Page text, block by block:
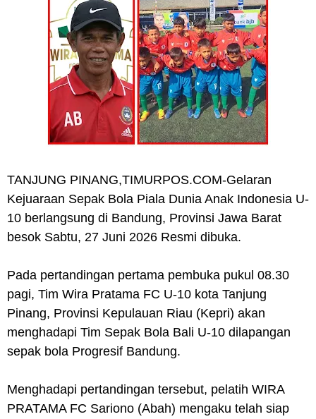
TANJUNG PINANG,TIMURPOS.COM-Gelaran
Kejuaraan Sepak Bola Piala Dunia Anak Indonesia U-
10 berlangsung di Bandung, Provinsi Jawa Barat
besok Sabtu, 27 Juni 2026 Resmi dibuka.
Pada pertandingan pertama pembuka pukul 08.30
pagi, Tim Wira Pratama FC U-10 kota Tanjung
Pinang, Provinsi Kepulauan Riau (Kepri) akan
menghadapi Tim Sepak Bola Bali U-10 dilapangan
sepak bola Progresif Bandung.
Menghadapi pertandingan tersebut, pelatih WIRA
PRATAMA FC Sariono (Abah) mengaku telah siap